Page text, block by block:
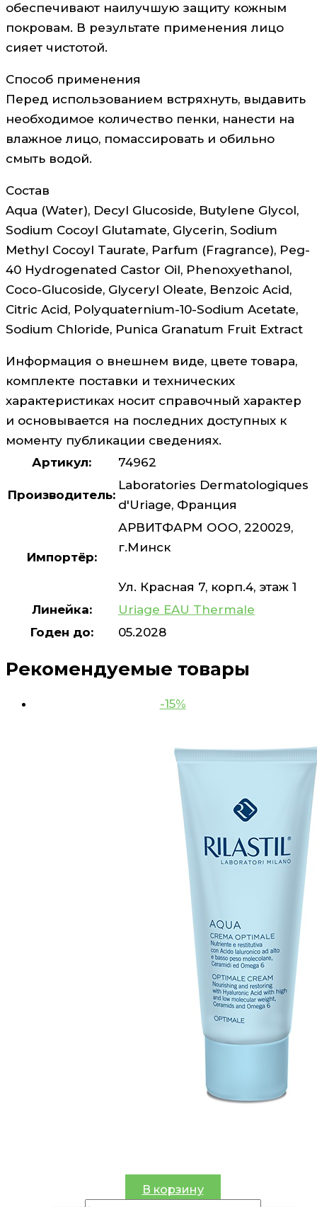
обеспечивают наилучшую защиту кожным
покровам. В результате применения лицо
сияет чистотой.
Способ применения
Перед использованием встряхнуть, выдавить
необходимое количество пенки, нанести на
влажное лицо, помассировать и обильно
смыть водой.
Состав
Aqua (Water), Decyl Glucoside, Butylene Glycol,
Sodium Cocoyl Glutamate, Glycerin, Sodium
Methyl Cocoyl Taurate, Parfum (Fragrance), Peg-
40 Hydrogenated Castor Oil, Phenoxyethanol,
Coco-Glucoside, Glyceryl Oleate, Benzoic Acid,
Citric Acid, Polyquaternium-10-Sodium Acetate,
Sodium Chloride, Punica Granatum Fruit Extract
Информация о внешнем виде, цвете товара,
комплекте поставки и технических
характеристиках носит справочный характер
и основывается на последних доступных к
моменту публикации сведениях.
Артикул:
74962
Производитель:
Laboratories Dermatologiques
d'Uriage, Франция
Импортёр:
АРВИТФАРМ ООО, 220029,
г.Минск
Ул. Красная 7, корп.4, этаж 1
Линейка:
Uriage EAU Thermale
Годен до:
05.2028
Рекомендуемые товары
-15%
В корзину